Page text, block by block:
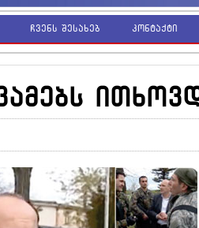
ჩვენს შესახებ კონტაქტი